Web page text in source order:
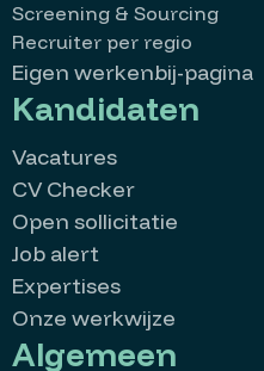
Screening & Sourcing
Recruiter per regio
Eigen werkenbij-pagina
Kandidaten
Vacatures
CV Checker
Open sollicitatie
Job alert
Expertises
Onze werkwijze
Algemeen